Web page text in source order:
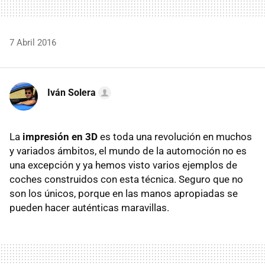
7 Abril 2016
Iván Solera
La impresión en 3D es toda una revolución en muchos
y variados ámbitos, el mundo de la automoción no es
una excepción y ya hemos visto varios ejemplos de
coches construidos con esta técnica. Seguro que no
son los únicos, porque en las manos apropiadas se
pueden hacer auténticas maravillas.